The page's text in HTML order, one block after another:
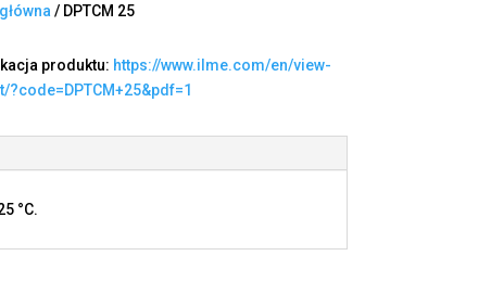
/ DPTCM 25
produktu: https://www.ilme.com/en/view-
?code=DPTCM+25&pdf=1
°C.